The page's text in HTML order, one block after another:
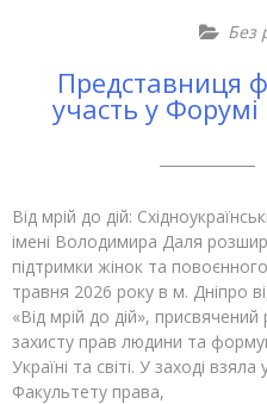
Без
Представниця
участь у Форумі
Від мрій до дій:
імені Володимира Даля
підтримки жінок та
травня 2026 року в м. Дніпро
«Від мрій до дій»,
захисту прав людини та
Україні та світі. У заході
Факультету права,